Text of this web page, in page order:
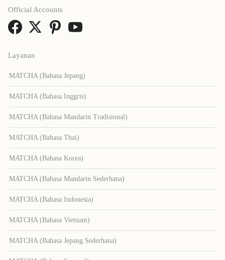
Layanan
MATCHA (Bahasa Jepang)
MATCHA (Bahasa Inggris)
MATCHA (Bahasa Mandarin Tradisional)
MATCHA (Bahasa Thai)
MATCHA (Bahasa Korea)
MATCHA (Bahasa Mandarin Sederhana)
MATCHA (Bahasa Indonesia)
MATCHA (Bahasa Vietnam)
MATCHA (Bahasa Jepang Sederhana)
Official Accounts